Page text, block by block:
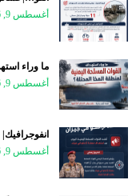
أغسطس 9, 2026
ما وراء
أغسطس 9, 2026
أغسطس 9, 2026